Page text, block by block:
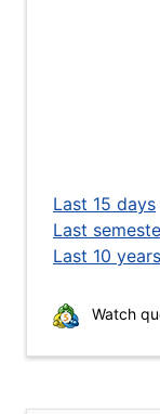
Last 15 days
Last
Last 10 years
Watch